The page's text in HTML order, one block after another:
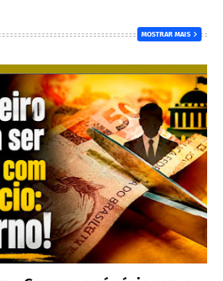
MOSTRAR MAIS